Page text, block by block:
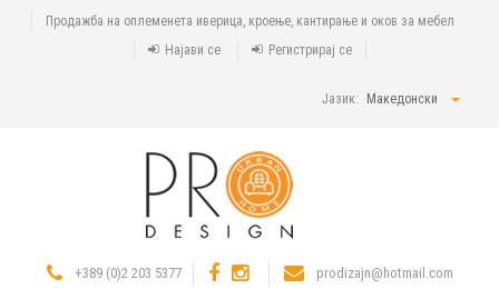
Продажба на оплеменета иверица, кроење, кантирање и оков за мебел
Најави се
Регистрирај се
Јазик: Македонски
+389 (0)2 203 5377 prodizajn@hotmail.com